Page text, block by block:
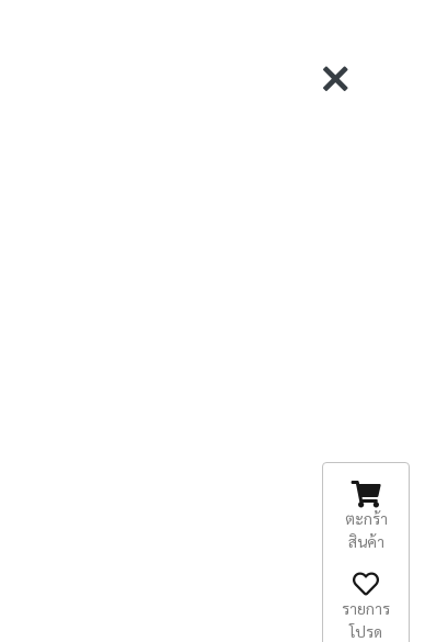
ตะกร้า
สินค้า
รายการ
โปรด